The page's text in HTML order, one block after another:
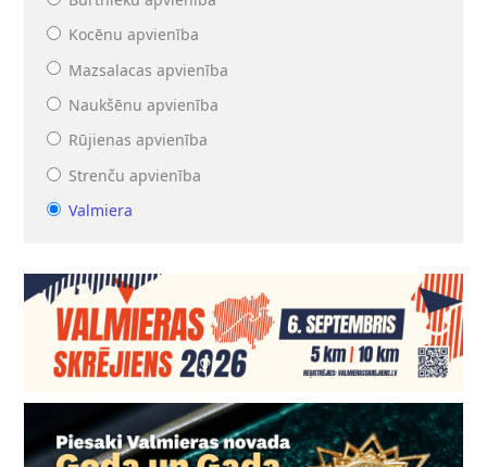
Kocēnu apvienība
Mazsalacas apvienība
Naukšēnu apvienība
Rūjienas apvienība
Strenču apvienība
Valmiera